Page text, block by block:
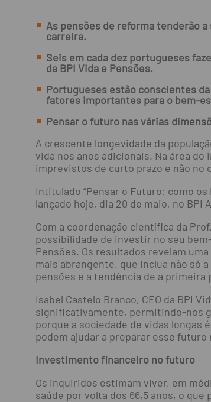
As pensões de reforma tenderão
carreira.
Seis em cada dez portugueses
da BPI Vida e Pensões.
Portugueses estão conscientes
fatores importantes para o bem-
Pensar o futuro nas várias
A crescente longevidade da
vida nos anos adicionais. Na área
imprevistos de curto prazo e não no
Intitulado “Pensar o Futuro: como
lançado hoje, dia 20 de maio, no BPI
Com a coordenação científica da
possibilidade de investir no seu
Pensões. Os resultados revelam
mais abrangente, que inclua não só
pensões e a tendência de a
Isabel Castelo Branco, CEO da BPI
significativamente, permitindo-nos
porque a sociedade de vidas longas
podem ajudar a preparar esse futuro
Investimento financeiro no futuro
Os inquiridos estimam viver, em
saúde por volta dos 66,5 anos, o